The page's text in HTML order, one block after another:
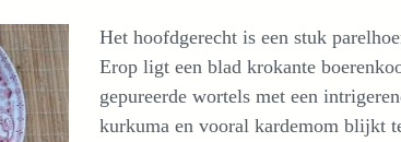
Het hoofdgerecht is een stuk
Erop ligt een blad krokante
gepureerde wortels met een
kurkuma en vooral kardemom blijkt